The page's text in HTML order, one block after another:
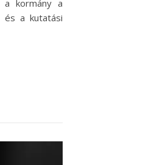
a kormány a
és a kutatási